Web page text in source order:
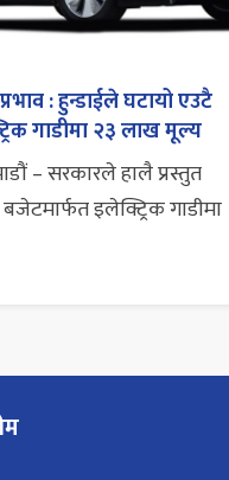
: हुन्डाईले घटायो एउटै
गाडीमा २३ लाख मूल्य
– सरकारले हालै प्रस्तुत
इलेक्ट्रिक गाडीमा